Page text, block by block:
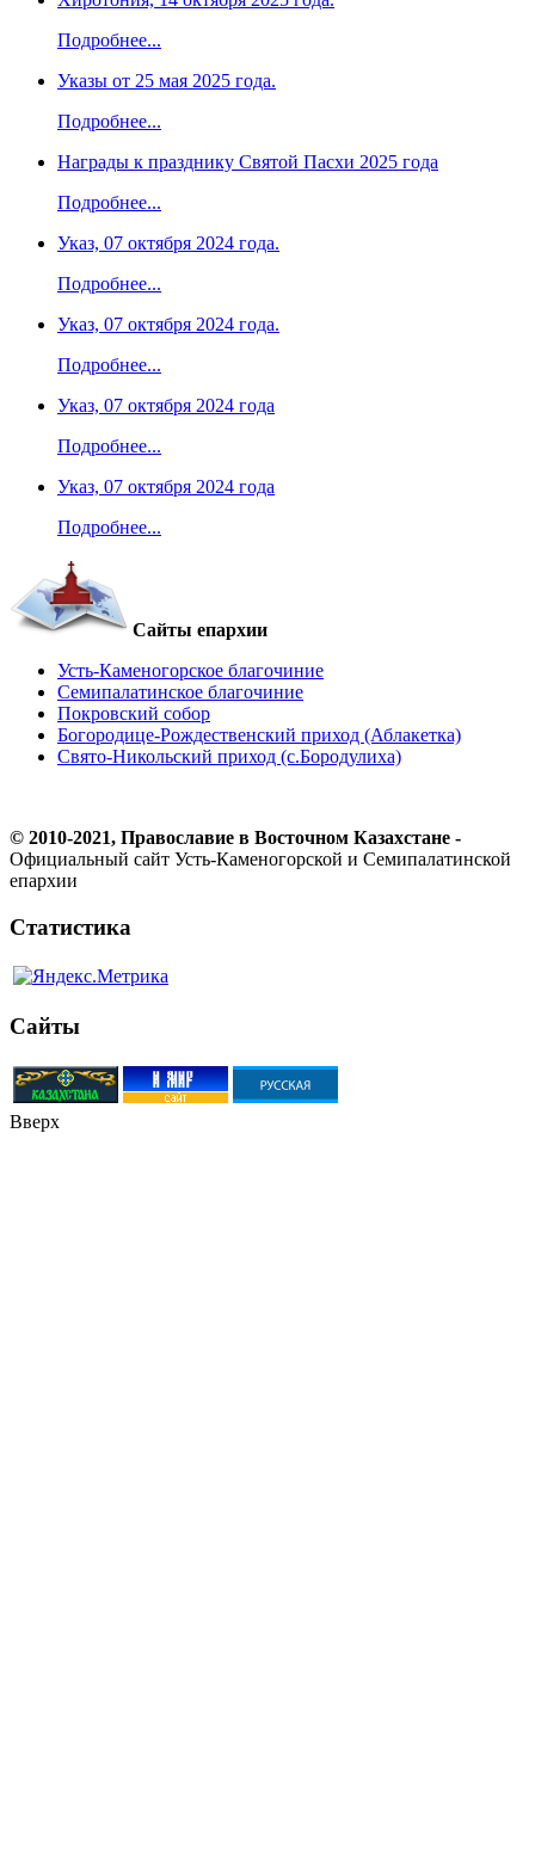
Подробнее...
Указы от 25 мая 2025 года.
Подробнее...
Награды к празднику Святой Пасхи 2025 года
Подробнее...
Указ, 07 октября 2024 года.
Подробнее...
Указ, 07 октября 2024 года.
Подробнее...
Указ, 07 октября 2024 года
Подробнее...
Указ, 07 октября 2024 года
Подробнее...
Сайты епархии
Усть-Каменогорское благочиние
Семипалатинское благочиние
Покровский собор
Богородице-Рождественский приход (Аблакетка)
Свято-Никольский приход (с.Бородулиха)
© 2010-2021, Православие в Восточном Казахстане -
Официальный сайт Усть-Каменогорской и Семипалатинской
епархии
Статистика
Сайты
Вверх